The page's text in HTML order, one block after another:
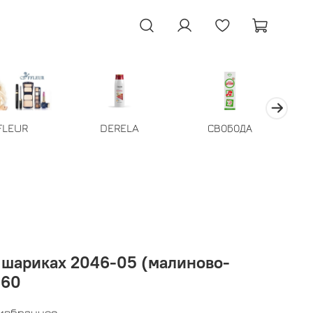
DERELA СВОБОДА
шариках 2046-05 (малиново-